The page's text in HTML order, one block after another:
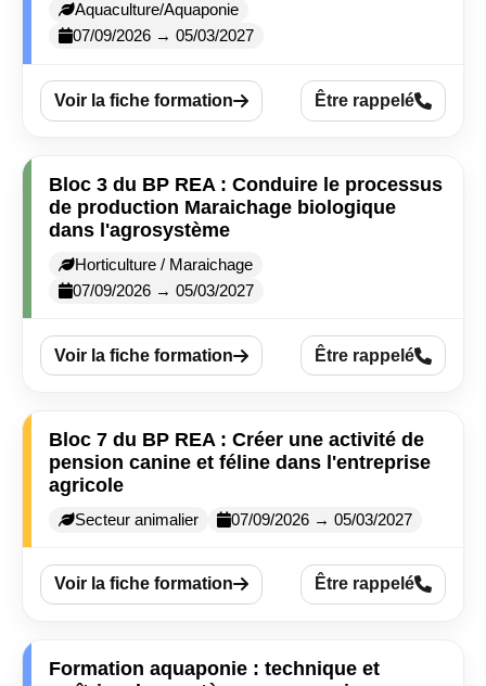
Aquaculture/Aquaponie
07/09/2026 → 05/03/2027
Voir la fiche formation Être rappelé
Bloc 3 du BP REA : Conduire le processus
de production Maraichage biologique
dans l'agrosystème
Horticulture / Maraichage
07/09/2026 → 05/03/2027
Voir la fiche formation Être rappelé
Bloc 7 du BP REA : Créer une activité de
pension canine et féline dans l'entreprise
agricole
Secteur animalier 07/09/2026 → 05/03/2027
Voir la fiche formation Être rappelé
Formation aquaponie : technique et